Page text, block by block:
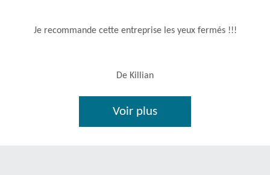
Je recommande cette entreprise les yeux fermés !!!
De Killian
Voir plus